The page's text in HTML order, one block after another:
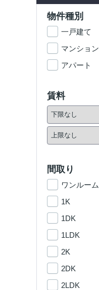
物件種別
一戸建て
マンション
アパート
賃料
間取り
ワンルーム
1K
1DK
1LDK
2K
2DK
2LDK